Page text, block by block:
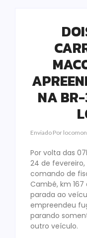
NA
Enviado Por
Por volta das
24 de fevereiro,
comando de
Cambé, km
parada ao
empreendeu
parando
outro veículo.